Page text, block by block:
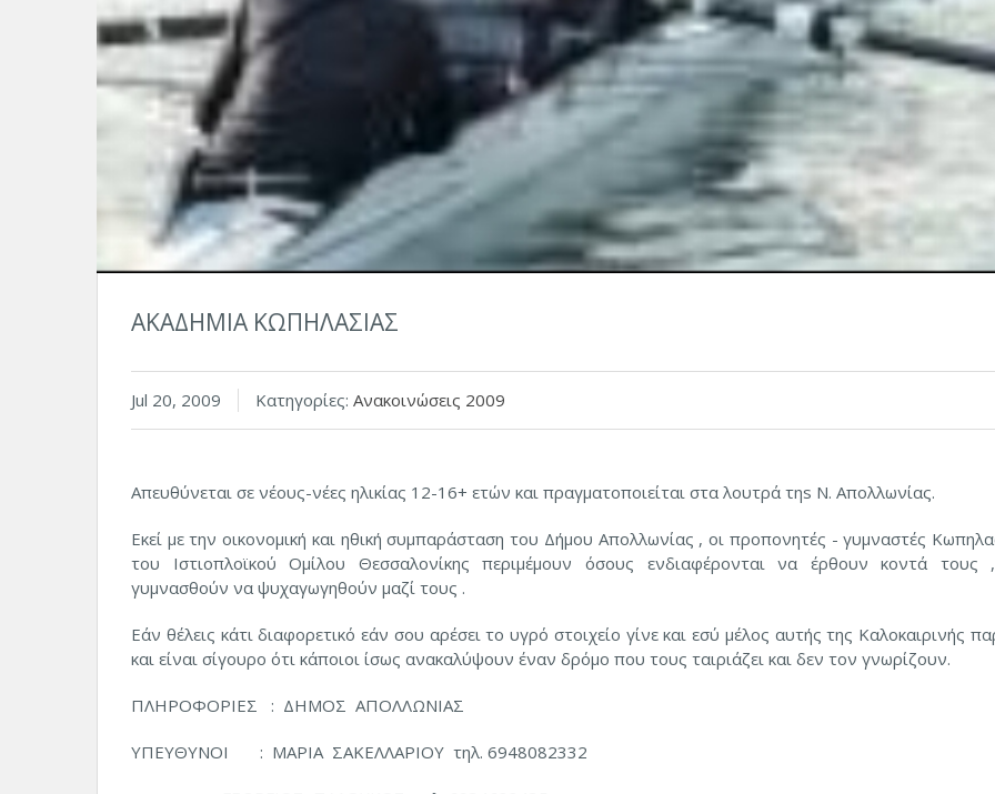
ΑΚΑΔΗΜΙΑ ΚΩΠΗΛΑΣΙΑΣ
Jul 20, 2009 Κατηγορίες: Ανακοινώσεις 2009
Απευθύνεται σε νέους-νέες ηλικίας 12-16+ ετών και πραγματοποιείται στα λουτρά τηs Ν. Απολλωνίας.
Εκεί με την οικονομική και ηθική συμπαράσταση του Δήμου Απολλωνίας , οι προπονητές - γυμναστές
του Ιστιοπλοϊκού Ομίλου Θεσσαλονίκης περιμέμουν όσους ενδιαφέρονται να έρθουν κοντά
γυμνασθούν να ψυχαγωγηθούν μαζί τους .
Εάν θέλεις κάτι διαφορετικό εάν σου αρέσει το υγρό στοιχείο γίνε και εσύ μέλος αυτής της Καλοκαιρινής
και είναι σίγουρο ότι κάποιοι ίσως ανακαλύψουν έναν δρόμο που τους ταιριάζει και δεν τον γνωρίζουν.
ΠΛΗΡΟΦΟΡΙΕΣ : ΔΗΜΟΣ ΑΠΟΛΛΩΝΙΑΣ
ΥΠΕΥΘΥΝΟΙ : ΜΑΡΙΑ ΣΑΚΕΛΛΑΡΙΟΥ τηλ. 6948082332